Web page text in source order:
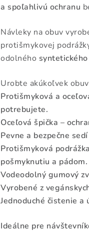
a spoľahlivú ochranu
Návleky na obuv
protišmykovej
odolného
Urobte akúkoľvek
Protišmyková a
potrebujete.
Oceľová špička –
Pevne a bezpečne
Protišmyková
pošmyknutiu a pádom.
Vodeodolný gumový
Vyrobené z
Jednoduché čistenie a
Ideálne pre